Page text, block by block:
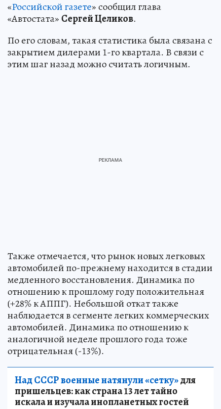
«Российской газете» сообщил глава
«Автостата» Сергей Целиков.
По его словам, такая статистика была связана с
закрытием дилерами 1-го квартала. В связи с
этим шаг назад можно считать логичным.
Также отмечается, что рынок новых легковых
автомобилей по-прежнему находится в стадии
медленного восстановления. Динамика по
отношению к прошлому году положительная
(+28% к АППГ). Небольшой откат также
наблюдается в сегменте легких коммерческих
автомобилей. Динамика по отношению к
аналогичной неделе прошлого года тоже
отрицательная (-13%).
Над СССР военные натянули «сетку»для
пришельцев: как страна 13 лет тайно
искала и изучала инопланетных гостей